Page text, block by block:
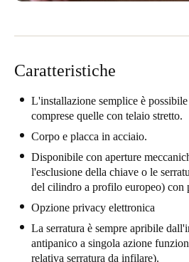
DeutschFrançaisItaliano
United Kingdom
English
Ireland
English
France
Français
Caratteristiche
L'installazione semplice è
comprese quelle con telaio stretto.
Corpo e placca in acciaio.
Disponibile con aperture
l'esclusione della chiave o le
del cilindro a profilo europeo) con
Opzione privacy elettronica
La serratura è sempre apribile
antipanico a singola azione
relativa serratura da infilare).